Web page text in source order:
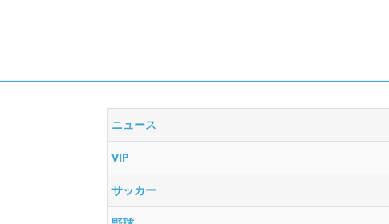
ニュース
VIP
サッカー